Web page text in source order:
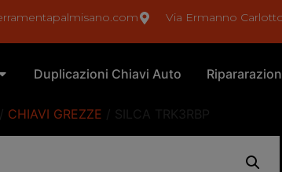
Via Ermanno
Duplicazioni Chiavi Auto
/ CHIAVI GREZZE / SILCA TRK3RBP